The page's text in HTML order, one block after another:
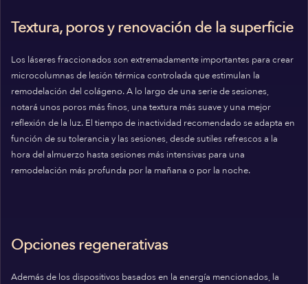
Textura, poros y renovación de la superficie
Los láseres fraccionados son extremadamente importantes para crear
microcolumnas de lesión térmica controlada que estimulan la
remodelación del colágeno. A lo largo de una serie de sesiones,
notará unos poros más finos, una textura más suave y una mejor
reflexión de la luz. El tiempo de inactividad recomendado se adapta en
función de su tolerancia y las sesiones, desde sutiles refrescos a la
hora del almuerzo hasta sesiones más intensivas para una
remodelación más profunda por la mañana o por la noche.
Opciones regenerativas
Además de los dispositivos basados en la energía mencionados, la